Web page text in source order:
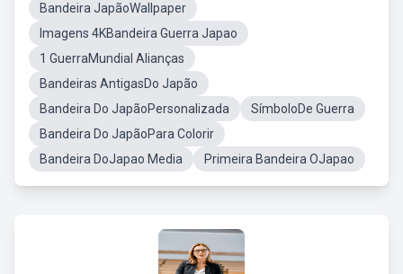
Bandeira JapãoWallpaper
Imagens 4KBandeira Guerra Japao
1 GuerraMundial Alianças
Bandeiras AntigasDo Japão
Bandeira Do JapãoPersonalizada
SímboloDe Guerra
Bandeira Do JapãoPara Colorir
Bandeira DoJapao Media
Primeira Bandeira OJapao